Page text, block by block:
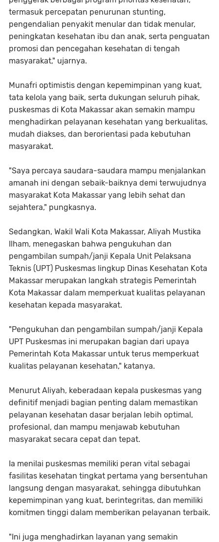
termasuk percepatan penurunan stunting,
pengendalian penyakit menular dan tidak menular,
peningkatan kesehatan ibu dan anak, serta penguatan
promosi dan pencegahan kesehatan di tengah
masyarakat," ujarnya.
Munafri optimistis dengan kepemimpinan yang kuat,
tata kelola yang baik, serta dukungan seluruh pihak,
puskesmas di Kota Makassar akan semakin mampu
menghadirkan pelayanan kesehatan yang berkualitas,
mudah diakses, dan berorientasi pada kebutuhan
masyarakat.
"Saya percaya saudara-saudara mampu menjalankan
amanah ini dengan sebaik-baiknya demi terwujudnya
masyarakat Kota Makassar yang lebih sehat dan
sejahtera," pungkasnya.
Sedangkan, Wakil Wali Kota Makassar, Aliyah Mustika
Ilham, menegaskan bahwa pengukuhan dan
pengambilan sumpah/janji Kepala Unit Pelaksana
Teknis (UPT) Puskesmas lingkup Dinas Kesehatan Kota
Makassar merupakan langkah strategis Pemerintah
Kota Makassar dalam memperkuat kualitas pelayanan
kesehatan kepada masyarakat.
"Pengukuhan dan pengambilan sumpah/janji Kepala
UPT Puskesmas ini merupakan bagian dari upaya
Pemerintah Kota Makassar untuk terus memperkuat
kualitas pelayanan kesehatan," katanya.
Menurut Aliyah, keberadaan kepala puskesmas yang
definitif menjadi bagian penting dalam memastikan
pelayanan kesehatan dasar berjalan lebih optimal,
profesional, dan mampu menjawab kebutuhan
masyarakat secara cepat dan tepat.
Ia menilai puskesmas memiliki peran vital sebagai
fasilitas kesehatan tingkat pertama yang bersentuhan
langsung dengan masyarakat, sehingga dibutuhkan
kepemimpinan yang kuat, berintegritas, dan memiliki
komitmen tinggi dalam memberikan pelayanan terbaik.
"Ini juga menghadirkan layanan yang semakin